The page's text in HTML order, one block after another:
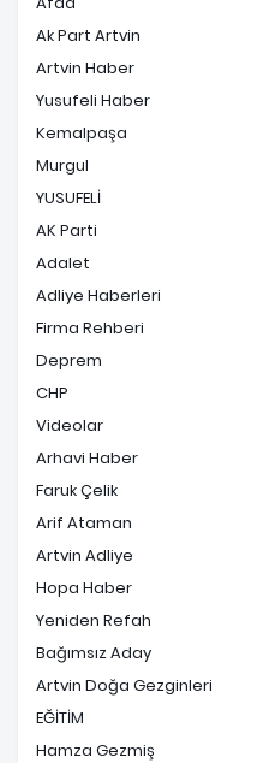
Ak Part Artvin
Artvin Haber
Yusufeli Haber
Kemalpaşa
Murgul
YUSUFELİ
AK Parti
Adalet
Adliye Haberleri
Firma Rehberi
Deprem
CHP
Videolar
Arhavi Haber
Faruk Çelik
Arif Ataman
Artvin Adliye
Hopa Haber
Yeniden Refah
Bağımsız Aday
Artvin Doğa Gezginleri
EĞİTİM
Hamza Gezmiş